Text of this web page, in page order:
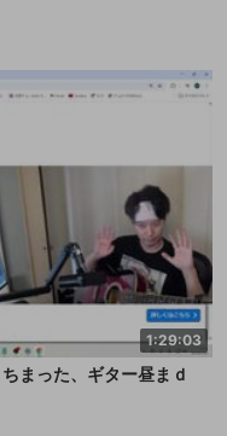
1:29:03
まった、ギター昼まｄ